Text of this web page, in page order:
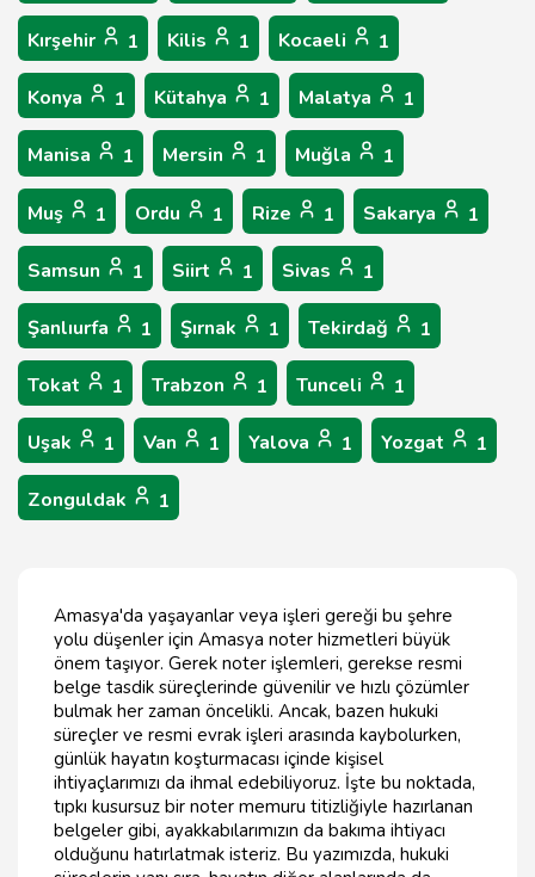
Kırşehir 1 Kilis 1 Kocaeli 1
Konya 1 Kütahya 1 Malatya 1
Manisa 1 Mersin 1 Muğla 1
Muş 1 Ordu 1 Rize 1 Sakarya 1
Samsun 1 Siirt 1 Sivas 1
Şanlıurfa 1 Şırnak 1 Tekirdağ 1
Tokat 1 Trabzon 1 Tunceli 1
Uşak 1 Van 1 Yalova 1 Yozgat 1
Zonguldak 1
Amasya'da yaşayanlar veya işleri gereği bu şehre
yolu düşenler için Amasya noter hizmetleri büyük
önem taşıyor. Gerek noter işlemleri, gerekse resmi
belge tasdik süreçlerinde güvenilir ve hızlı çözümler
bulmak her zaman öncelikli. Ancak, bazen hukuki
süreçler ve resmi evrak işleri arasında kaybolurken,
günlük hayatın koşturmacası içinde kişisel
ihtiyaçlarımızı da ihmal edebiliyoruz. İşte bu noktada,
tıpkı kusursuz bir noter memuru titizliğiyle hazırlanan
belgeler gibi, ayakkabılarımızın da bakıma ihtiyacı
olduğunu hatırlatmak isteriz. Bu yazımızda, hukuki